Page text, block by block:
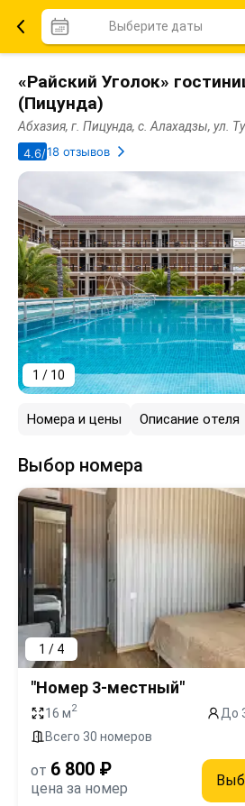
Выберите даты
«Райский Уголок»
(Пицунда)
Абхазия, г. Пицунда, с. Алахадзы, ул.
4.6/518 отзывов
1 / 10
Номера и цены Описание отеля
Выбор номера
1 / 4
"Номер 3-местный"
16 м2
До
Всего 30 номеров
от 6 800 ₽
цена за номер